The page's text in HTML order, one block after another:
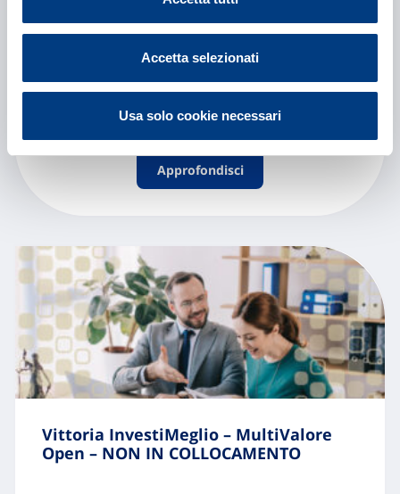
Accetta selezionati
Usa solo cookie necessari
Vittoria InvestiMeglio
DoppiaEvoluzione PAC – NON IN
Approfondisci
Vittoria InvestiMeglio – MultiValore
Open – NON IN COLLOCAMENTO